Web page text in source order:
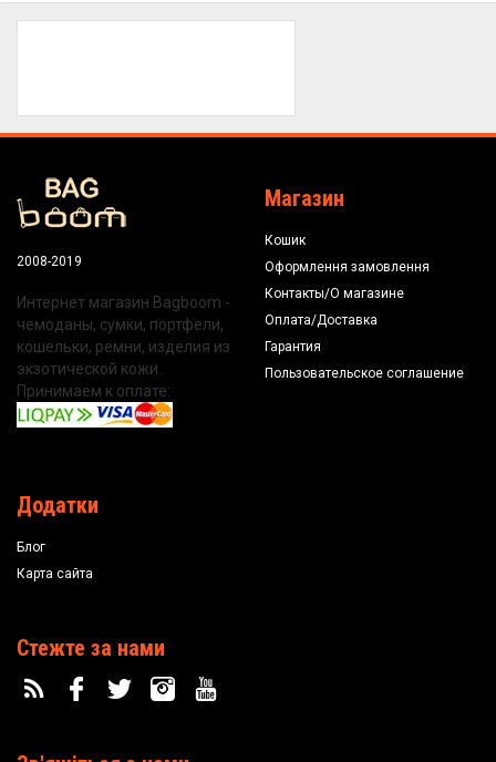
2008-2019
Интернет магазин Bagboom -
чемоданы, сумки, портфели,
кошельки, ремни, изделия из
экзотической кожи.
Принимаем к оплате:
Магазин
Кошик
Оформлення замовлення
Контакты/О магазине
Оплата/Доставка
Гарантия
Пользовательское соглашение
Додатки
Блог
Карта сайта
Стежте за нами